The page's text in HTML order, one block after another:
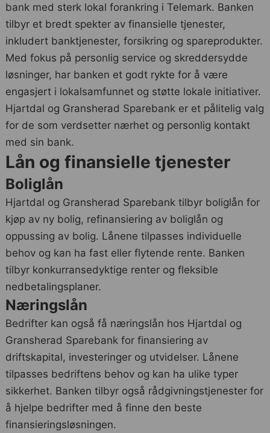
bank med sterk lokal forankring i Telemark. Banken
tilbyr et bredt spekter av finansielle tjenester,
inkludert banktjenester, forsikring og spareprodukter.
Med fokus på personlig service og skreddersydde
løsninger, har banken et godt rykte for å være
engasjert i lokalsamfunnet og støtte lokale initiativer.
Hjartdal og Gransherad Sparebank er et pålitelig valg
for de som verdsetter nærhet og personlig kontakt
med sin bank.
Lån og finansielle tjenester
Boliglån
Hjartdal og Gransherad Sparebank tilbyr boliglån for
kjøp av ny bolig, refinansiering av boliglån og
oppussing av bolig. Lånene tilpasses individuelle
behov og kan ha fast eller flytende rente. Banken
tilbyr konkurransedyktige renter og fleksible
nedbetalingsplaner.
Næringslån
Bedrifter kan også få næringslån hos Hjartdal og
Gransherad Sparebank for finansiering av
driftskapital, investeringer og utvidelser. Lånene
tilpasses bedriftens behov og kan ha ulike typer
sikkerhet. Banken tilbyr også rådgivningstjenester for
å hjelpe bedrifter med å finne den beste
finansieringsløsningen.